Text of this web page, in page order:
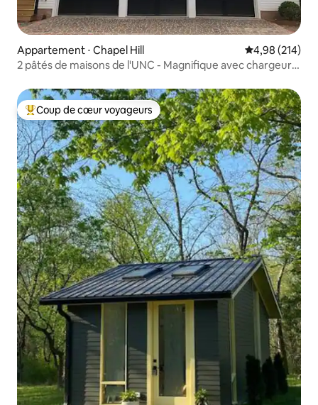
Appartement ⋅ Chapel Hill Évaluation
4,98 (214)
2 pâtés de maisons de l'UNC - Magnifique avec chargeur
Coups de cœur voyageurs les plus appréciés
Coup de cœur voyageurs